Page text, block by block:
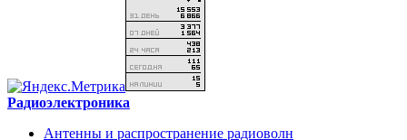
Радиоэлектроника
Антенны и распространение радиоволн